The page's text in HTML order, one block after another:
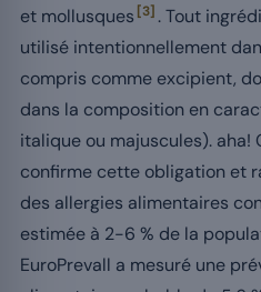
et mollusques [3] . Tout
utilisé intentionnellement
compris comme excipient,
dans la composition en
italique ou majuscules). aha!
confirme cette obligation et
des allergies alimentaires
estimée à 2-6 % de la
EuroPrevall a mesuré une